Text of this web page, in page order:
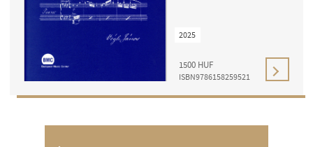
1500 HUF
ISBN9786158259521
2025